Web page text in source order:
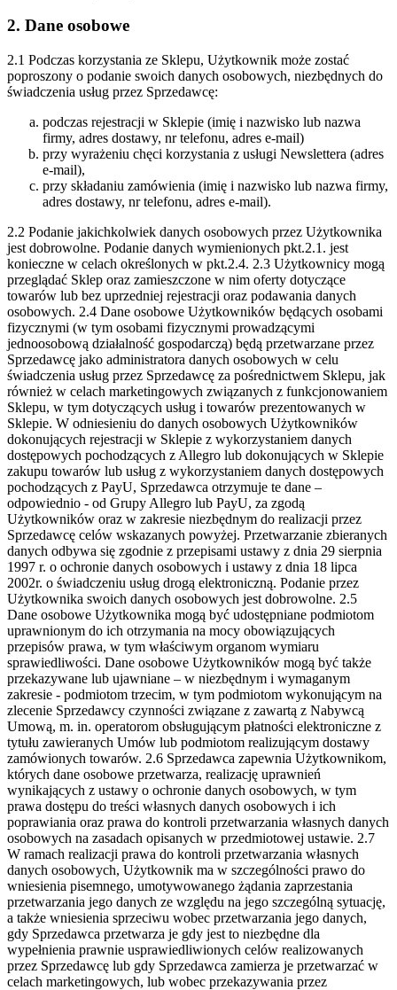
2. Dane osobowe
2.1 Podczas korzystania ze Sklepu, Użytkownik może zostać
poproszony o podanie swoich danych osobowych, niezbędnych do
świadczenia usług przez Sprzedawcę:
podczas rejestracji w Sklepie (imię i nazwisko lub nazwa
firmy, adres dostawy, nr telefonu, adres e-mail)
przy wyrażeniu chęci korzystania z usługi Newslettera (adres
e-mail),
przy składaniu zamówienia (imię i nazwisko lub nazwa firmy,
adres dostawy, nr telefonu, adres e-mail).
2.2 Podanie jakichkolwiek danych osobowych przez Użytkownika
jest dobrowolne. Podanie danych wymienionych pkt.2.1. jest
konieczne w celach określonych w pkt.2.4. 2.3 Użytkownicy mogą
przeglądać Sklep oraz zamieszczone w nim oferty dotyczące
towarów lub bez uprzedniej rejestracji oraz podawania danych
osobowych. 2.4 Dane osobowe Użytkowników będących osobami
fizycznymi (w tym osobami fizycznymi prowadzącymi
jednoosobową działalność gospodarczą) będą przetwarzane przez
Sprzedawcę jako administratora danych osobowych w celu
świadczenia usług przez Sprzedawcę za pośrednictwem Sklepu, jak
również w celach marketingowych związanych z funkcjonowaniem
Sklepu, w tym dotyczących usług i towarów prezentowanych w
Sklepie. W odniesieniu do danych osobowych Użytkowników
dokonujących rejestracji w Sklepie z wykorzystaniem danych
dostępowych pochodzących z Allegro lub dokonujących w Sklepie
zakupu towarów lub usług z wykorzystaniem danych dostępowych
pochodzących z PayU, Sprzedawca otrzymuje te dane –
odpowiednio - od Grupy Allegro lub PayU, za zgodą
Użytkowników oraz w zakresie niezbędnym do realizacji przez
Sprzedawcę celów wskazanych powyżej. Przetwarzanie zbieranych
danych odbywa się zgodnie z przepisami ustawy z dnia 29 sierpnia
1997 r. o ochronie danych osobowych i ustawy z dnia 18 lipca
2002r. o świadczeniu usług drogą elektroniczną. Podanie przez
Użytkownika swoich danych osobowych jest dobrowolne. 2.5
Dane osobowe Użytkownika mogą być udostępniane podmiotom
uprawnionym do ich otrzymania na mocy obowiązujących
przepisów prawa, w tym właściwym organom wymiaru
sprawiedliwości. Dane osobowe Użytkowników mogą być także
przekazywane lub ujawniane – w niezbędnym i wymaganym
zakresie - podmiotom trzecim, w tym podmiotom wykonującym na
zlecenie Sprzedawcy czynności związane z zawartą z Nabywcą
Umową, m. in. operatorom obsługującym płatności elektroniczne z
tytułu zawieranych Umów lub podmiotom realizującym dostawy
zamówionych towarów. 2.6 Sprzedawca zapewnia Użytkownikom,
których dane osobowe przetwarza, realizację uprawnień
wynikających z ustawy o ochronie danych osobowych, w tym
prawa dostępu do treści własnych danych osobowych i ich
poprawiania oraz prawa do kontroli przetwarzania własnych danych
osobowych na zasadach opisanych w przedmiotowej ustawie. 2.7
W ramach realizacji prawa do kontroli przetwarzania własnych
danych osobowych, Użytkownik ma w szczególności prawo do
wniesienia pisemnego, umotywowanego żądania zaprzestania
przetwarzania jego danych ze względu na jego szczególną sytuację,
a także wniesienia sprzeciwu wobec przetwarzania jego danych,
gdy Sprzedawca przetwarza je gdy jest to niezbędne dla
wypełnienia prawnie usprawiedliwionych celów realizowanych
przez Sprzedawcę lub gdy Sprzedawca zamierza je przetwarzać w
celach marketingowych, lub wobec przekazywania przez